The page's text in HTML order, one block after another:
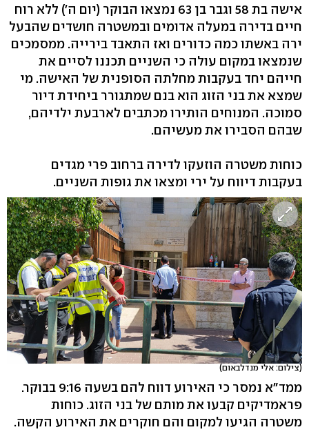
אישה בת 58 וגבר בן 63 נמצאו הבוקר (יום ה') ללא רוח
חיים בדירה במעלה אדומים ובמשטרה חושדים שהבעל
ירה באשתו כמה כדורים ואז התאבד בירייה. ממסמכים
שנמצאו במקום עולה כי השניים תכננו לסיים את
חייהם יחד בעקבות מחלתה הסופנית של האישה. מי
שמצא את בני הזוג הוא בנם שמתגורר ביחידת דיור
סמוכה. המנוחים הותירו מכתבים לארבעת ילדיהם,
שבהם הסבירו את מעשיהם.
כוחות משטרה הוזעקו לדירה ברחוב פרי מגדים
בעקבות דיווח על ירי ומצאו את גופות השניים.
(צילום: אלי מנדלבאום)
ממד"א נמסר כי האירוע דווח להם בשעה 9:16 בבוקר.
פראמדיקים קבעו את מותם של בני הזוג. כוחות
משטרה הגיעו למקום והם חוקרים את האירוע הקשה.